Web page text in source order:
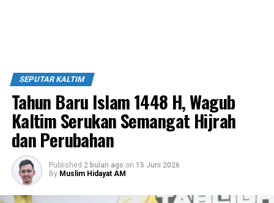
SEPUTAR KALTIM
Tahun Baru Islam 1448 H, Wagub
Kaltim Serukan Semangat Hijrah
dan Perubahan
Published 2 bulan ago on 15 Juni 2026
By Muslim Hidayat AM